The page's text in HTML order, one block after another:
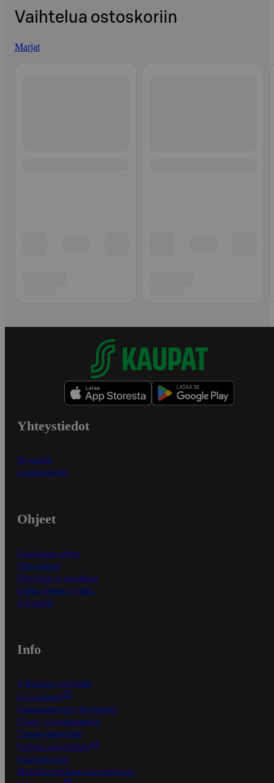
Vaihtelua ostoskoriin
Marjat
Yhteystiedot
Myymälät
Asiakaspalvelu
Ohjeet
Ensitilaajan ohjeet
Näin maksat
Näin tilaat ja muokkaat
Kaikki ohjeet ja vinkit
In English
Info
S-Business yrityksille
Oiva-raportit
Osuuskauppojen yhteystiedot
Tilaus- ja toimitusehdot
Tietosuojakäytäntö
Palvelun käyttöehdot
Saavutettavuus
Mobiilisovelluksen saavutettavuus